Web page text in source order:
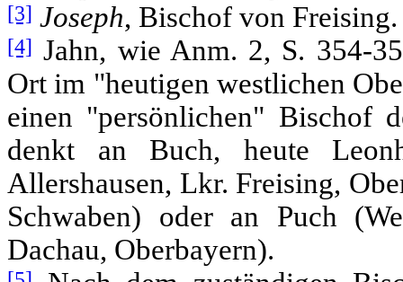
[3] Joseph, Bischof von Freising.
[4] Jahn, wie Anm. 2, S. 354-
Ort im "heutigen westlichen
einen "persönlichen" Bischof
denkt an Buch, heute
Allershausen, Lkr. Freising,
Schwaben) oder an Puch
Dachau, Oberbayern).